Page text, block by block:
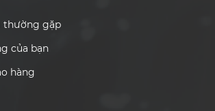
thường gặp
của bạn
hàng